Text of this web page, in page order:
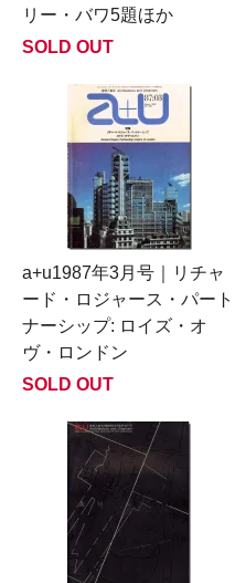
リー・バワ5題ほか
SOLD OUT
a+u1987年3月号｜リチャ
ード・ロジャース・パート
ナーシップ: ロイズ・オ
ヴ・ロンドン
SOLD OUT